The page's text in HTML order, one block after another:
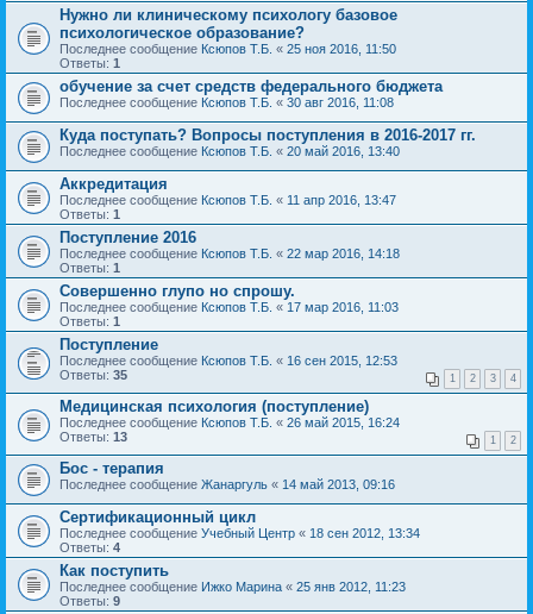
Нужно ли клиническому психологу базовое
психологическое образование?
Последнее сообщение Ксюпов Т.Б. « 25 ноя 2016, 11:50
Ответы: 1
обучение за счет средств федерального бюджета
Последнее сообщение Ксюпов Т.Б. « 30 авг 2016, 11:08
Куда поступать? Вопросы поступления в 2016-2017 гг.
Последнее сообщение Ксюпов Т.Б. « 20 май 2016, 13:40
Аккредитация
Последнее сообщение Ксюпов Т.Б. « 11 апр 2016, 13:47
Ответы: 1
Поступление 2016
Последнее сообщение Ксюпов Т.Б. « 22 мар 2016, 14:18
Ответы: 1
Совершенно глупо но спрошу.
Последнее сообщение Ксюпов Т.Б. « 17 мар 2016, 11:03
Ответы: 1
Поступление
Последнее сообщение Ксюпов Т.Б. « 16 сен 2015, 12:53
Ответы: 35 1 2 3 4
Медицинская психология (поступление)
Последнее сообщение Ксюпов Т.Б. « 26 май 2015, 16:24
Ответы: 13 1 2
Бос - терапия
Последнее сообщение Жанаргуль « 14 май 2013, 09:16
Сертификационный цикл
Последнее сообщение Учебный Центр « 18 сен 2012, 13:34
Ответы: 4
Как поступить
Последнее сообщение Ижко Марина « 25 янв 2012, 11:23
Ответы: 9